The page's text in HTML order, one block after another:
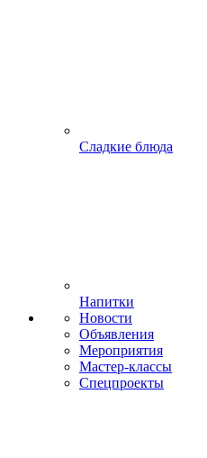
Сладкие блюда
Напитки
Новости
Объявления
Мероприятия
Мастер-классы
Спецпроекты